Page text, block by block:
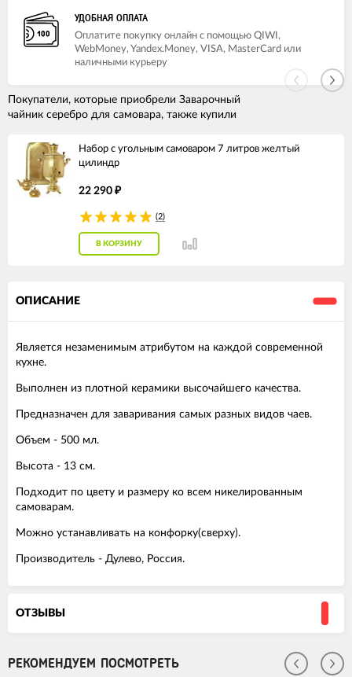
УДОБНАЯ ОПЛАТА
Оплатите покупку онлайн с помощью QIWI,
WebMoney, Yandex.Money, VISA, MasterCard или
наличными курьеру
Покупатели, которые приобрели Заварочный
чайник серебро для самовара, также купили
Набор с угольным самоваром 7 литров желтый
цилиндр
22 290 ₽
(2)
В КОРЗИНУ
ОПИСАНИЕ
Является незаменимым атрибутом на каждой современной
кухне.
Выполнен из плотной керамики высочайшего качества.
Предназначен для заваривания самых разных видов чаев.
Объем - 500 мл.
Высота - 13 см.
Подходит по цвету и размеру ко всем никелированным
самоварам.
Можно устанавливать на конфорку(сверху).
Производитель - Дулево, Россия.
ОТЗЫВЫ
РЕКОМЕНДУЕМ ПОСМОТРЕТЬ